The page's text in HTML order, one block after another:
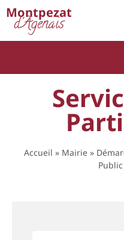
Montpezat
d'Agenais
Accueil » Mairie »
Cookies management panel